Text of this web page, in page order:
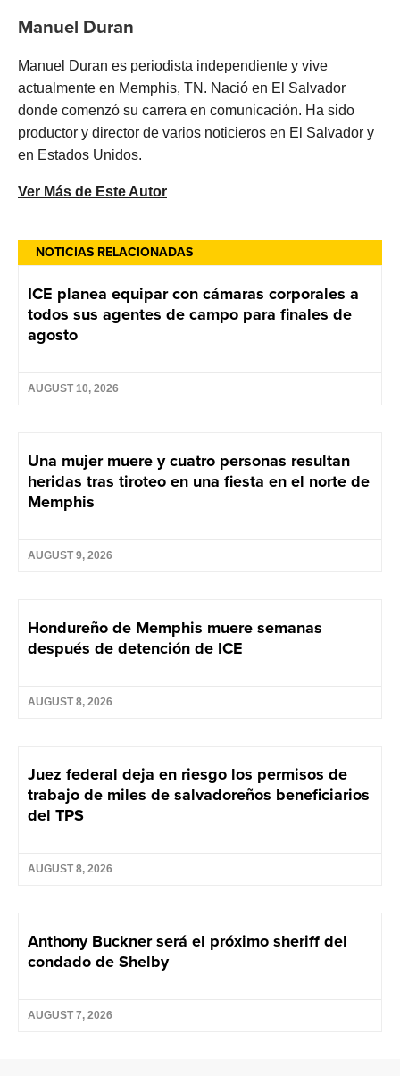
NOTICIAS RELACIONADAS
ICE planea equipar con cámaras corporales a
todos sus agentes de campo para finales de
agosto
AUGUST 10, 2026
Una mujer muere y cuatro personas resultan
heridas tras tiroteo en una fiesta en el norte de
Memphis
AUGUST 9, 2026
Hondureño de Memphis muere semanas
después de detención de ICE
AUGUST 8, 2026
Juez federal deja en riesgo los permisos de
trabajo de miles de salvadoreños beneficiarios
del TPS
AUGUST 8, 2026
Anthony Buckner será el próximo sheriff del
condado de Shelby
AUGUST 7, 2026
Manuel Duran
Manuel Duran es periodista independiente y vive
actualmente en Memphis, TN. Nació en El Salvador
donde comenzó su carrera en comunicación. Ha sido
productor y director de varios noticieros en El Salvador y
en Estados Unidos.
Ver Más de Este Autor